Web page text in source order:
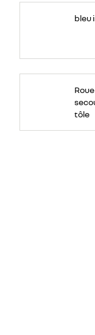
bleu
tôle